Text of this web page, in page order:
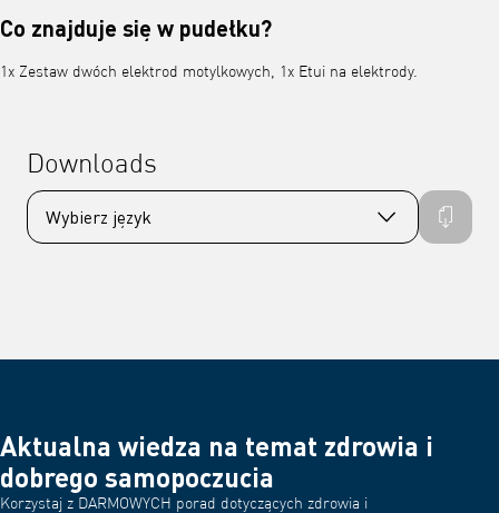
Co znajduje się w pudełku?
1x Zestaw dwóch elektrod motylkowych, 1x Etui na elektrody.
Downloads
Aktualna wiedza na temat zdrowia i
dobrego samopoczucia
Korzystaj z DARMOWYCH porad dotyczących zdrowia i